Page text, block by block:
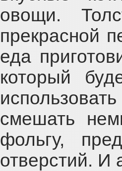
овощи.
прекрасной
еда
который
смешать
фольгу,
отверстий. И